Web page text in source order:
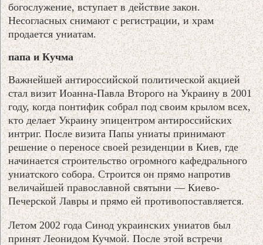
богослужение, вступает в действие закон.
Несогласных снимают с регистрации, и храм
продается униатам.
папа и Кучма
Важнейшей антироссийской политической акцией
стал визит Иоанна-Павла Второго на Украину в 2001
году, когда понтифик собрал под своим крылом всех,
кто делает Украину эпицентром антироссийских
интриг. После визита Папы униаты принимают
решение о переносе своей резиденции в Киев, где
начинается строительство огромного кафедрального
униатского собора. Строится он прямо напротив
величайшей православной святыни — Киево-
Печерской Лавры и прямо ей противопоставляется.
Летом 2002 года Синод украинских униатов был
принят Леонидом Кучмой. После этой встречи